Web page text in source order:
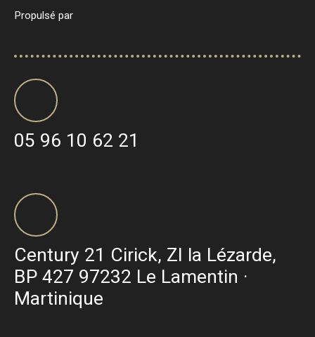
Propulsé par
05 96 10 62 21
Century 21 Cirick, ZI la Lézarde,
BP 427 97232 Le Lamentin ·
Martinique